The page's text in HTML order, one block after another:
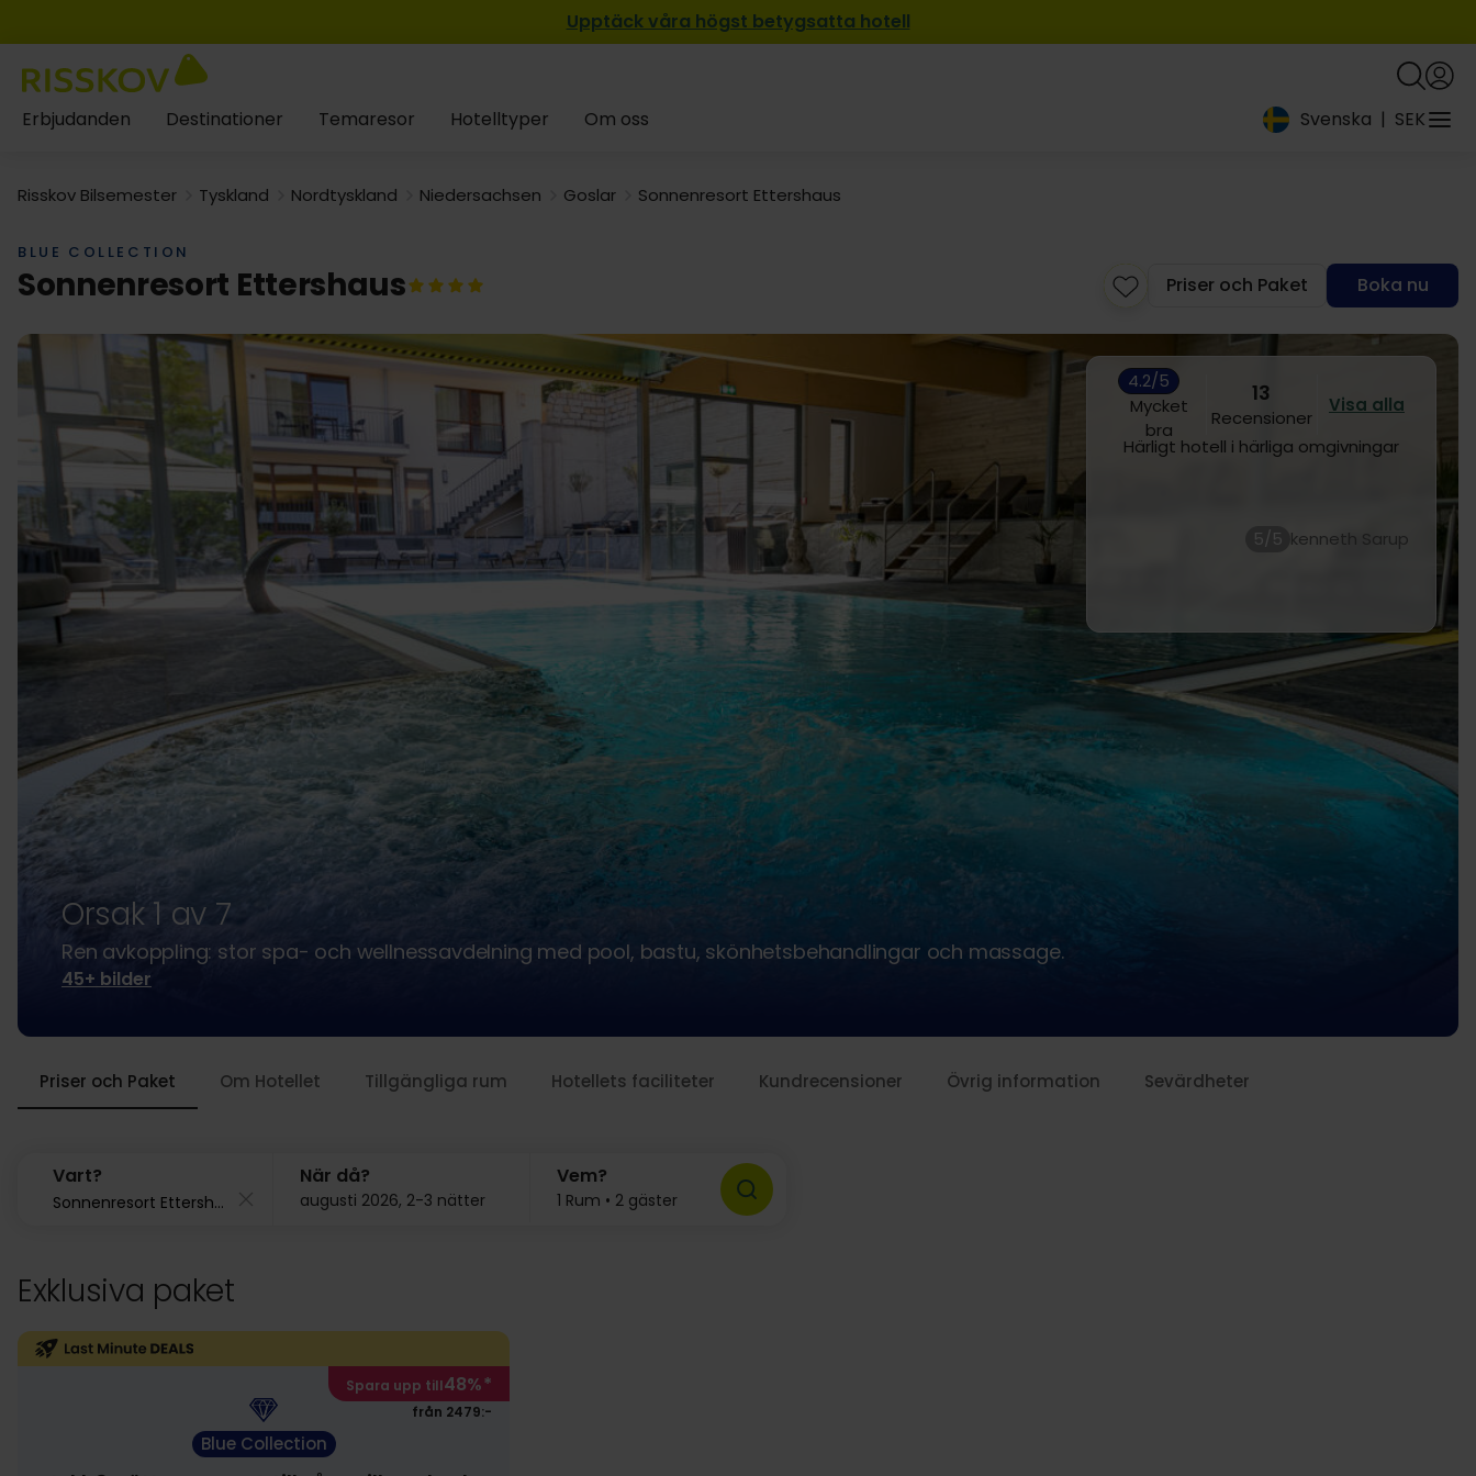
Upptäck våra högst betygsatta hotell
Erbjudanden Destinationer Temaresor Hotelltyper Om oss Svenska | SEK
Risskov Bilsemester Tyskland Nordtyskland Niedersachsen Goslar Sonnenresort Ettershaus
BLUE COLLECTION
Sonnenresort Ettershaus Priser och Paket Boka nu
4.2/5
Mycket bra
Recensioner
Visa alla
Super härlig förlängd helg som levde upp
till våra förväntningar. Många möjligheter
5/5
Orsak 1 av 7
Ren avkoppling: stor spa- och wellnessavdelning med pool, bastu, skönhetsbehandlingar och massage.
45+ bilder
Priser och Paket Om Hotellet Tillgängliga rum Hotellets faciliteter Kundrecensioner Övrig information Sevärdheter
Vart? När då?
augusti 2026, 2-3 nätter
Vem?
1 Rum • 2 gäster
Exklusiva paket
Spara upp till48%*
från 2479:-
Blue Collection